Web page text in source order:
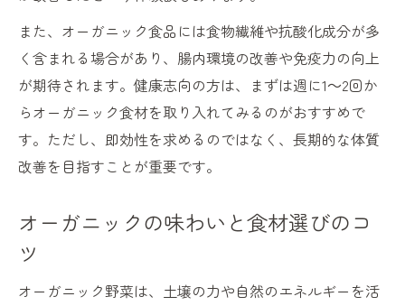
また、オーガニック食品には食物繊維や抗酸化成分が多
く含まれる場合があり、腸内環境の改善や免疫力の向上
が期待されます。健康志向の方は、まずは週に1～2回か
らオーガニック食材を取り入れてみるのがおすすめで
す。ただし、即効性を求めるのではなく、長期的な体質
改善を目指すことが重要です。
オーガニックの味わいと食材選びのコ
ツ
オーガニック野菜は、土壌の力や自然のエネルギーを活